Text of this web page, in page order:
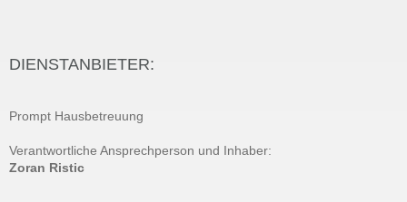
DIENSTANBIETER:
Prompt Hausbetreuung
Verantwortliche Ansprechperson und Inhaber:
Zoran Ristic